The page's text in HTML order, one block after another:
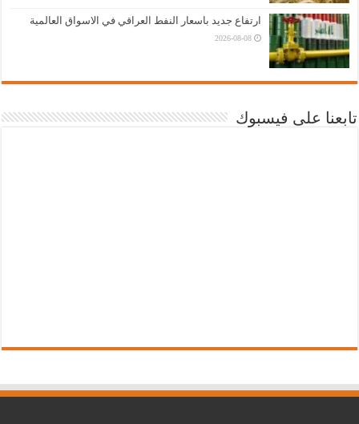
ارتفاع جديد باسعار النفط العراقي في الاسواق العالمية
2026-08-08
تابعنا على فيسبوك